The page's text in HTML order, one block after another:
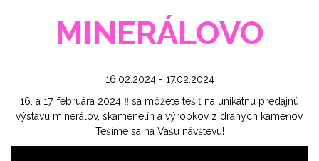
MINERÁLOVO
16.02.2024 - 17.02.2024
16. a 17. februára 2024 ‼️ sa môžete tešiť na unikátnu predajnú
výstavu minerálov, skamenelín a výrobkov z drahých kameňov.
Tešíme sa na Vašu návštevu!